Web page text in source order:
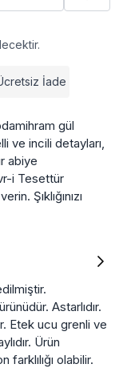
İade
gül
ve incili detayları,
abiye
i Tesettür
Şıklığınızı
Astarlıdır.
Etek ucu grenli ve
Ürün
olabilir.